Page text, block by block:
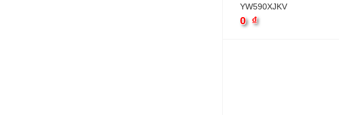
YW590XJKV
0 ₫